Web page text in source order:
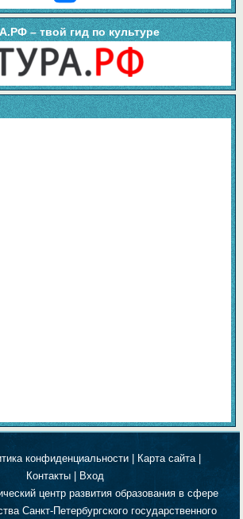
– твой гид по культуре
конфиденциальности Карта сайта|
Контакты
Вход
центр развития образования в сфере
Санкт-Петербургского государственного